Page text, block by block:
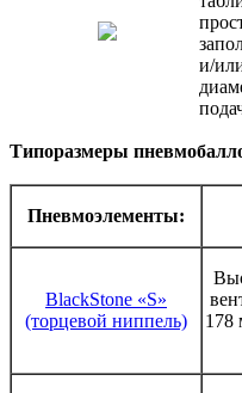
и/
Типоразмеры
Пневмоэлементы:
BlackStone «S»
(торцевой ниппель)
178